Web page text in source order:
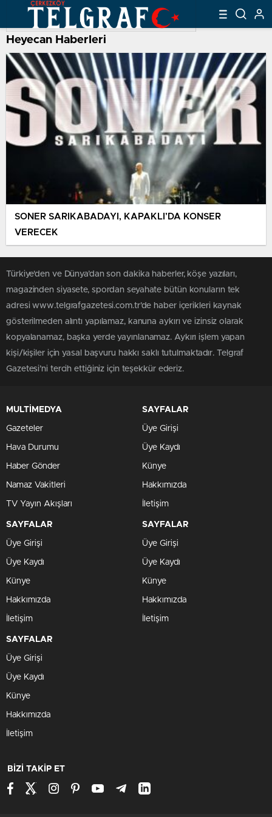
Heyecan Haberleri
SONER SARIKABADAYI, KAPAKLI’DA KONSER
VERECEK
Türkiye'den ve Dünya’dan son dakika haberler, köşe yazıları,
magazinden siyasete, spordan seyahate bütün konuların tek
adresi www.telgrafgazetesi.com.tr’de haber içerikleri kaynak
gösterilmeden alıntı yapılamaz, kanuna aykırı ve izinsiz olarak
kopyalanamaz, başka yerde yayınlanamaz. Aykırı işlem yapan
kişi/kişiler için yasal başvuru hakkı saklı tutulmaktadır. Telgraf
Gazetesi’ni tercih ettiğiniz için teşekkür ederiz.
MULTİMEDYA
Gazeteler
Hava Durumu
Haber Gönder
Namaz Vakitleri
TV Yayın Akışları
SAYFALAR
Üye Girişi
Üye Kaydı
Künye
Hakkımızda
İletişim
SAYFALAR
Üye Girişi
Üye Kaydı
Künye
Hakkımızda
İletişim
SAYFALAR
Üye Girişi
Üye Kaydı
Künye
Hakkımızda
İletişim
SAYFALAR
Üye Girişi
Üye Kaydı
Künye
Hakkımızda
İletişim
BİZİ TAKİP ET